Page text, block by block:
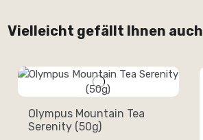
Vielleicht gefällt Ihnen auch
Olympus Mountain Tea
Serenity (50g)